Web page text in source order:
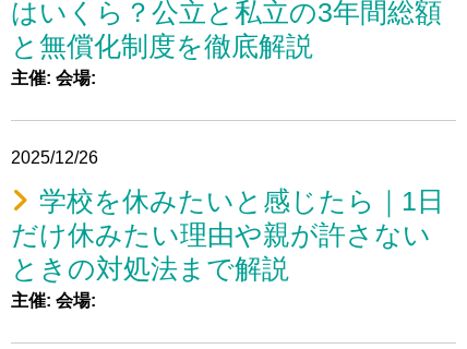
はいくら？公立と私立の3年間総額
と無償化制度を徹底解説
主催: 会場:
2025/12/26
学校を休みたいと感じたら｜1日
だけ休みたい理由や親が許さない
ときの対処法まで解説
主催: 会場: